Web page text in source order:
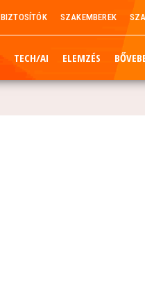
BIZTOSÍTÓK SZAKEMBEREK
TECH/AI ELEMZÉS